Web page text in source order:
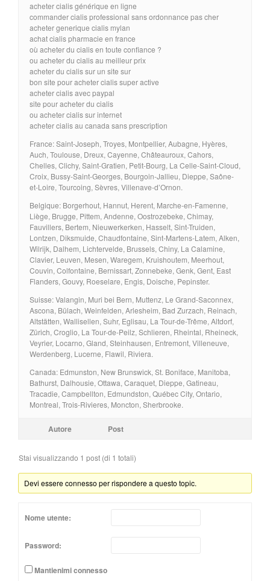
acheter cialis générique en ligne
commander cialis professional sans ordonnance pas cher
acheter generique cialis mylan
achat cialis pharmacie en france
où acheter du cialis en toute confiance ?
ou acheter du cialis au meilleur prix
acheter du cialis sur un site sur
bon site pour acheter cialis super active
acheter cialis avec paypal
site pour acheter du cialis
ou acheter cialis sur internet
acheter cialis au canada sans prescription
France: Saint-Joseph, Troyes, Montpellier, Aubagne, Hyères,
Auch, Toulouse, Dreux, Cayenne, Châteauroux, Cahors,
Chelles, Clichy, Saint-Gratien, Petit-Bourg, La Celle-Saint-Cloud,
Croix, Bussy-Saint-Georges, Bourgoin-Jallieu, Dieppe, Saône-
et-Loire, Tourcoing, Sèvres, Villenave-d’Ornon.
Belgique: Borgerhout, Hannut, Herent, Marche-en-Famenne,
Liège, Brugge, Pittem, Andenne, Oostrozebeke, Chimay,
Fauvillers, Bertem, Nieuwerkerken, Hasselt, Sint-Truiden,
Lontzen, Diksmuide, Chaudfontaine, Sint-Martens-Latem, Alken,
Wilrijk, Dalhem, Lichtervelde, Brussels, Chiny, La Calamine,
Clavier, Leuven, Mesen, Waregem, Kruishoutem, Meerhout,
Couvin, Colfontaine, Bernissart, Zonnebeke, Genk, Gent, East
Flanders, Gouvy, Roeselare, Engis, Doische, Pepinster.
Suisse: Valangin, Muri bei Bern, Muttenz, Le Grand-Saconnex,
Ascona, Bülach, Weinfelden, Arlesheim, Bad Zurzach, Reinach,
Altstätten, Wallisellen, Suhr, Eglisau, La Tour-de-Trême, Altdorf,
Zürich, Croglio, La Tour-de-Peilz, Schlieren, Rheintal, Rheineck,
Veyrier, Locarno, Gland, Steinhausen, Entremont, Villeneuve,
Werdenberg, Lucerne, Flawil, Riviera.
Canada: Edmunston, New Brunswick, St. Boniface, Manitoba,
Bathurst, Dalhousie, Ottawa, Caraquet, Dieppe, Gatineau,
Tracadie, Campbellton, Edmundston, Québec City, Ontario,
Montreal, Trois-Rivieres, Moncton, Sherbrooke.
Autore Post
Stai visualizzando 1 post (di 1 totali)
Devi essere connesso per rispondere a questo topic.
Nome utente:
Password:
Mantienimi connesso